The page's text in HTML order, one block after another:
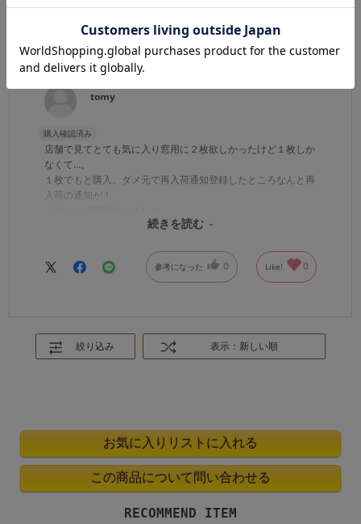
お気に入り！
カラー：LT BLUE
tomy
購入確認済み
店舗で見てとても気に入り窓用に２枚欲しかったけど１枚しか
なくて…。
１枚でもと購入。ダメ元で再入荷通知登録したところなんと再
入荷の通知が！
続きを読む
参考になった 0 Like! 0
絞り込み 表示：新しい順
RECOMMEND ITEM